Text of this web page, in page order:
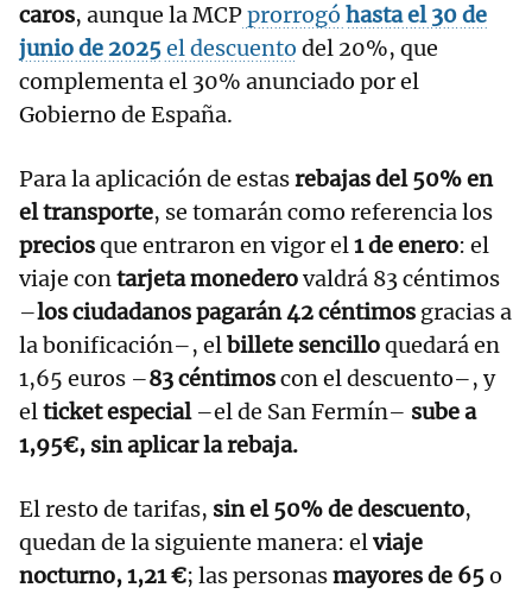
caros, aunque la MCPprorrogó hasta el 30 de
junio de 2025el descuento del 20%, que
complementa el 30% anunciado por el
Gobierno de España.
Para la aplicación de estasrebajas del 50% en
el transporte, se tomarán como referencia los
preciosque entraron en vigor el1 de enero: el
viaje contarjeta monederovaldrá 83 céntimos
–los ciudadanos pagarán 42 céntimos gracias a
la bonificación–, elbillete sencilloquedará en
1,65 euros –83 céntimoscon el descuento–, y
elticket especial –el de San Fermín– sube a
1,95€, sin aplicar la rebaja.
El resto de tarifas, sin el 50% de descuento,
quedan de la siguiente manera: elviaje
nocturno, 1,21 €; las personasmayores de 65o